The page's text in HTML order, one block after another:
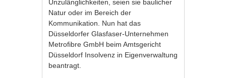
Unzulänglichkeiten, seien sie baulicher
Natur oder im Bereich der
Kommunikation. Nun hat das
Düsseldorfer Glasfaser-Unternehmen
Metrofibre GmbH beim Amtsgericht
Düsseldorf Insolvenz in Eigenverwaltung
beantragt.